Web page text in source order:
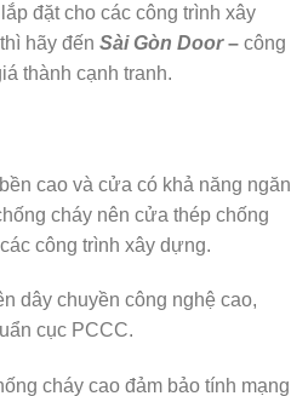
đặt cho các công trình xây
hãy đến Sài Gòn Door– công
thành cạnh tranh.
cao và cửa có khả năng ngăn
cháy nên cửa thép chống
công trình xây dựng.
dây chuyền công nghệ cao,
cục PCCC.
cháy cao đảm bảo tính mạng